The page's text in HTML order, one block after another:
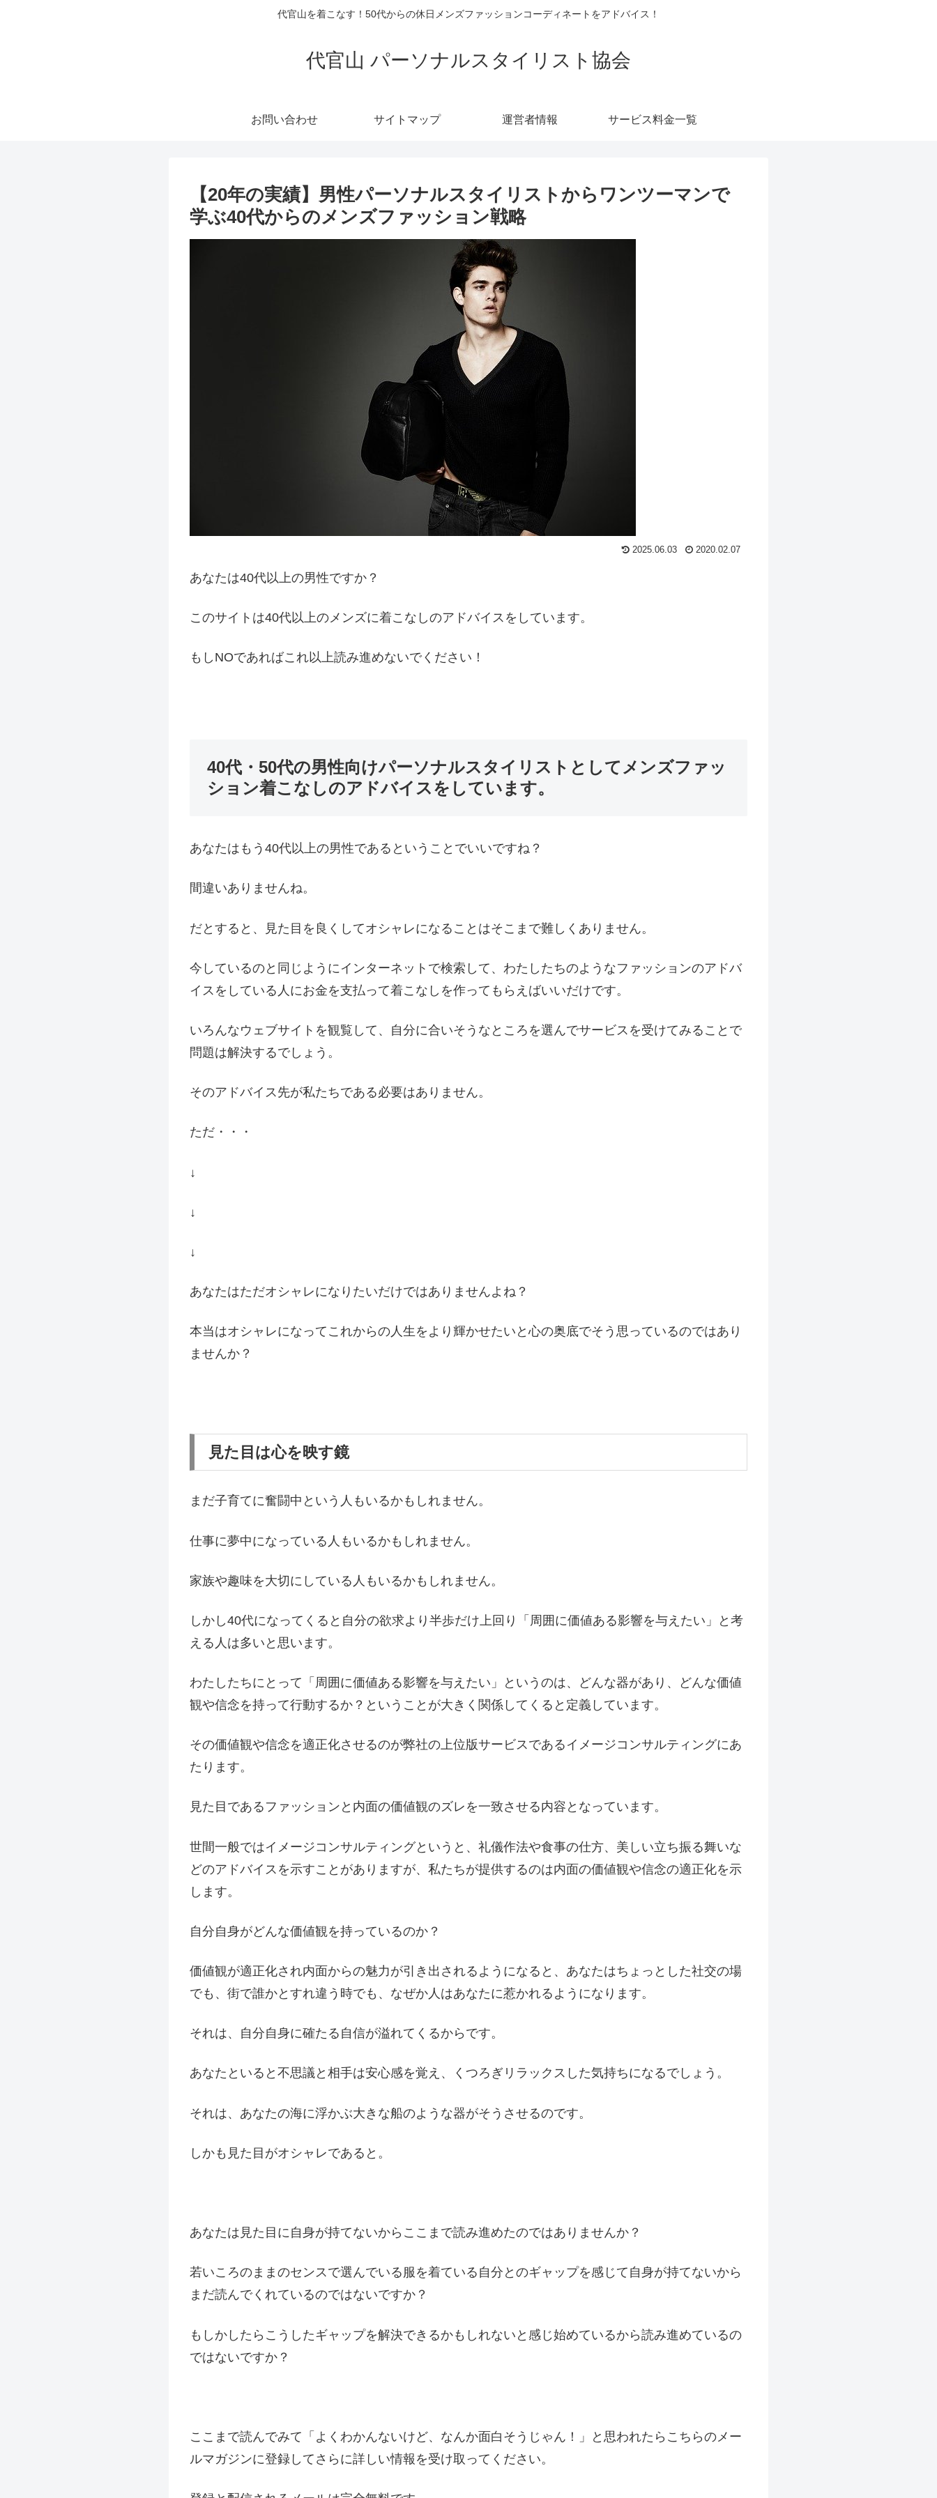
代官山を着こなす！50代からの休日メンズファッションコーディネートをアドバイス！
代官山 パーソナルスタイリスト協会
お問い合わせ サイトマップ 運営者情報 サービス料金一覧
【20年の実績】男性パーソナルスタイリストからワンツーマンで
学ぶ40代からのメンズファッション戦略
2025.06.03 2020.02.07
あなたは40代以上の男性ですか？
このサイトは40代以上のメンズに着こなしのアドバイスをしています。
もしNOであればこれ以上読み進めないでください！
40代・50代の男性向けパーソナルスタイリストとしてメンズファッ
ション着こなしのアドバイスをしています。
あなたはもう40代以上の男性であるということでいいですね？
間違いありませんね。
だとすると、見た目を良くしてオシャレになることはそこまで難しくありません。
今しているのと同じようにインターネットで検索して、わたしたちのようなファッションのアドバ
イスをしている人にお金を支払って着こなしを作ってもらえばいいだけです。
いろんなウェブサイトを観覧して、自分に合いそうなところを選んでサービスを受けてみることで
問題は解決するでしょう。
そのアドバイス先が私たちである必要はありません。
ただ・・・
↓
↓
↓
あなたはただオシャレになりたいだけではありませんよね？
本当はオシャレになってこれからの人生をより輝かせたいと心の奥底でそう思っているのではあり
ませんか？
見た目は心を映す鏡
まだ子育てに奮闘中という人もいるかもしれません。
仕事に夢中になっている人もいるかもしれません。
家族や趣味を大切にしている人もいるかもしれません。
しかし40代になってくると自分の欲求より半歩だけ上回り「周囲に価値ある影響を与えたい」と考
える人は多いと思います。
わたしたちにとって「周囲に価値ある影響を与えたい」というのは、どんな器があり、どんな価値
観や信念を持って行動するか？ということが大きく関係してくると定義しています。
その価値観や信念を適正化させるのが弊社の上位版サービスであるイメージコンサルティングにあ
たります。
見た目であるファッションと内面の価値観のズレを一致させる内容となっています。
世間一般ではイメージコンサルティングというと、礼儀作法や食事の仕方、美しい立ち振る舞いな
どのアドバイスを示すことがありますが、私たちが提供するのは内面の価値観や信念の適正化を示
します。
自分自身がどんな価値観を持っているのか？
価値観が適正化され内面からの魅力が引き出されるようになると、あなたはちょっとした社交の場
でも、街で誰かとすれ違う時でも、なぜか人はあなたに惹かれるようになります。
それは、自分自身に確たる自信が溢れてくるからです。
あなたといると不思議と相手は安心感を覚え、くつろぎリラックスした気持ちになるでしょう。
それは、あなたの海に浮かぶ大きな船のような器がそうさせるのです。
しかも見た目がオシャレであると。
あなたは見た目に自身が持てないからここまで読み進めたのではありませんか？
若いころのままのセンスで選んでいる服を着ている自分とのギャップを感じて自身が持てないから
まだ読んでくれているのではないですか？
もしかしたらこうしたギャップを解決できるかもしれないと感じ始めているから読み進めているの
ではないですか？
ここまで読んでみて「よくわかんないけど、なんか面白そうじゃん！」と思われたらこちらのメー
ルマガジンに登録してさらに詳しい情報を受け取ってください。